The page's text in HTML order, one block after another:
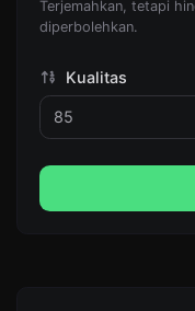
Terjemahkan, tetapi
diperbolehkan.
Kualitas